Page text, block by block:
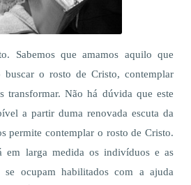
Sabemos que amamos aquilo que
buscar o rosto de Cristo, contemplar
transformar. Não há dúvida que este
a partir duma renovada escuta da
permite contemplar o rosto de Cristo.
em larga medida os indivíduos e as
se ocupam habilitados com a ajuda